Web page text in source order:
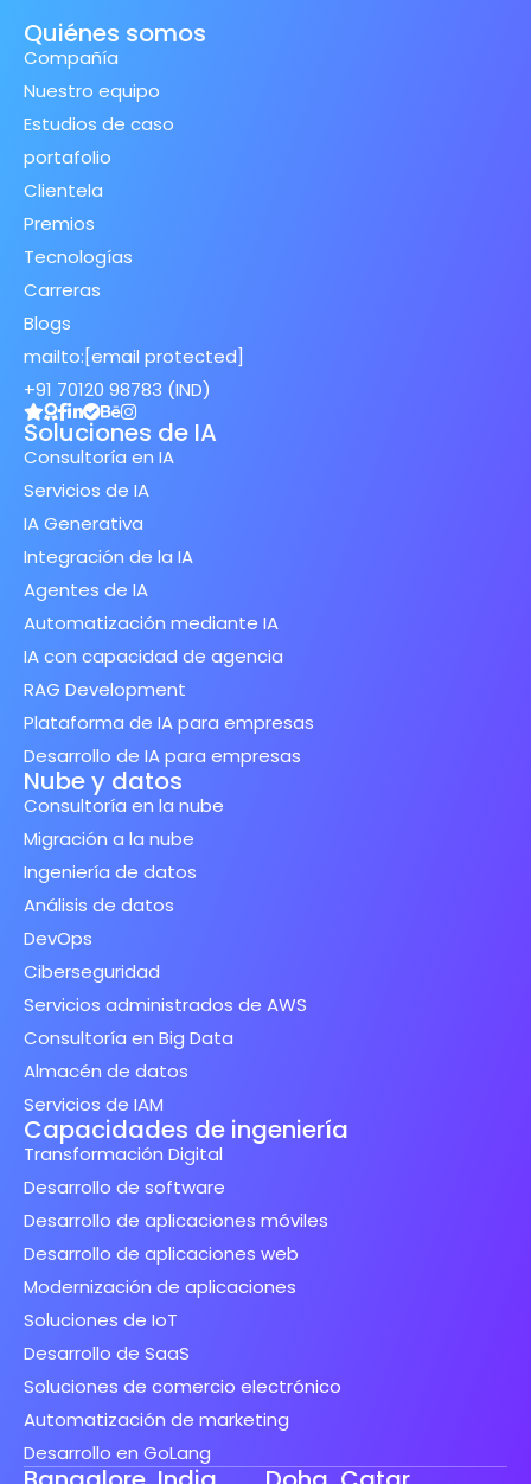
Quiénes somos
Compañía
Nuestro equipo
Estudios de caso
portafolio
Clientela
Premios
Tecnologías
Carreras
Blogs
mailto:[email protected]
+91 70120 98783 (IND)
Soluciones de IA
Consultoría en IA
Servicios de IA
IA Generativa
Integración de la IA
Agentes de IA
Automatización mediante IA
IA con capacidad de agencia
RAG Development
Plataforma de IA para empresas
Desarrollo de IA para empresas
Nube y datos
Consultoría en la nube
Migración a la nube
Ingeniería de datos
Análisis de datos
DevOps
Ciberseguridad
Servicios administrados de AWS
Consultoría en Big Data
Almacén de datos
Servicios de IAM
Capacidades de ingeniería
Transformación Digital
Desarrollo de software
Desarrollo de aplicaciones móviles
Desarrollo de aplicaciones web
Modernización de aplicaciones
Soluciones de IoT
Desarrollo de SaaS
Soluciones de comercio electrónico
Automatización de marketing
Desarrollo en GoLang